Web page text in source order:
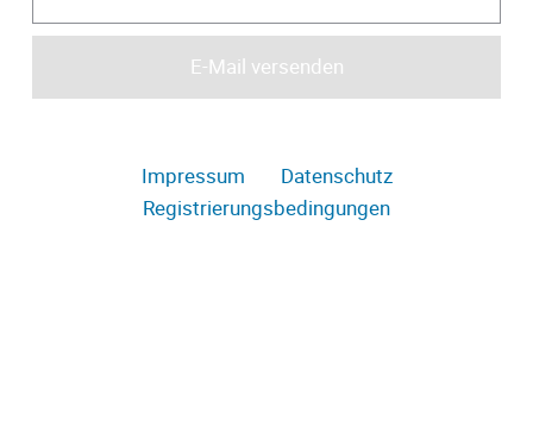
Impressum
Datenschutz
Registrierungsbedingungen